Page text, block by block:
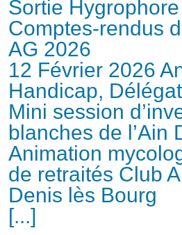
Sortie
Comptes-rendus
AG 2026
12 Février 2026
Handicap,
Mini session
blanches de l’Ain
Animation
de retraités Club
Denis lès Bourg
[...]